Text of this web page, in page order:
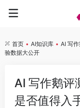
首页 • AI知识库 • AI 写
验数据大公开
AI 写作鹅评
是否值得入